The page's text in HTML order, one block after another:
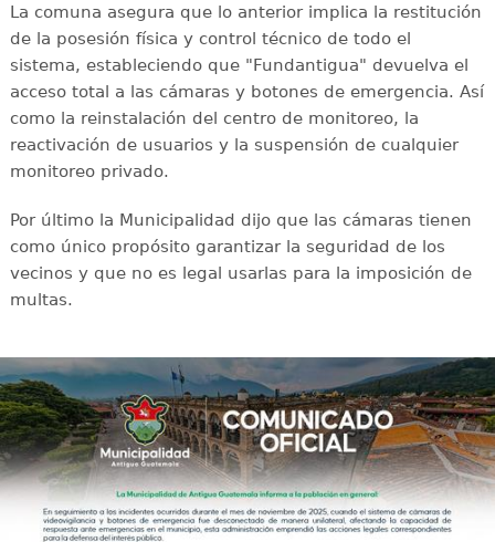
La comuna asegura que lo anterior implica la restitución
de la posesión física y control técnico de todo el
sistema, estableciendo que "Fundantigua" devuelva el
acceso total a las cámaras y botones de emergencia. Así
como la reinstalación del centro de monitoreo, la
reactivación de usuarios y la suspensión de cualquier
monitoreo privado.
Por último la Municipalidad dijo que las cámaras tienen
como único propósito garantizar la seguridad de los
vecinos y que no es legal usarlas para la imposición de
multas.